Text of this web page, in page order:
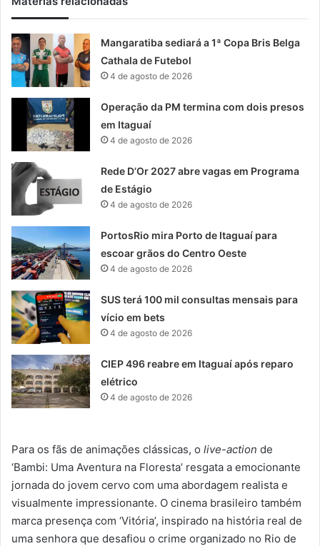
Mangaratiba sediará a 1ª Copa Bris Belga
Cathala de Futebol
4 de agosto de 2026
Operação da PM termina com dois presos
em Itaguaí
4 de agosto de 2026
Rede D’Or 2027 abre vagas em Programa
de Estágio
4 de agosto de 2026
PortosRio mira Porto de Itaguaí para
escoar grãos do Centro Oeste
4 de agosto de 2026
SUS terá 100 mil consultas mensais para
vício em bets
4 de agosto de 2026
CIEP 496 reabre em Itaguaí após reparo
elétrico
4 de agosto de 2026
Para os fãs de animações clássicas, o live-action de
‘Bambi: Uma Aventura na Floresta’ resgata a emocionante
jornada do jovem cervo com uma abordagem realista e
visualmente impressionante. O cinema brasileiro também
marca presença com ‘Vitória’, inspirado na história real de
uma senhora que desafiou o crime organizado no Rio de